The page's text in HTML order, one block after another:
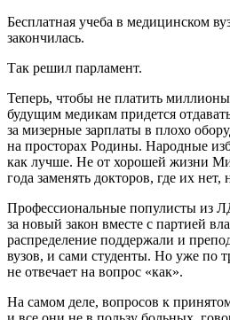
Бесплатная учеба в медицинском
закончилась.
Так решил парламент.
Теперь, чтобы не платить миллионы
будущим медикам придется
за мизерные зарплаты в плохо
на просторах Родины. Народные
как лучше. Не от хорошей жизни
года заменять докторов, где их нет,
Профессиональные популисты из
за новый закон вместе с партией
распределение поддержали и
вузов, и сами студенты. Но уже по
не отвечает на вопрос «как».
На самом деле, вопросов к